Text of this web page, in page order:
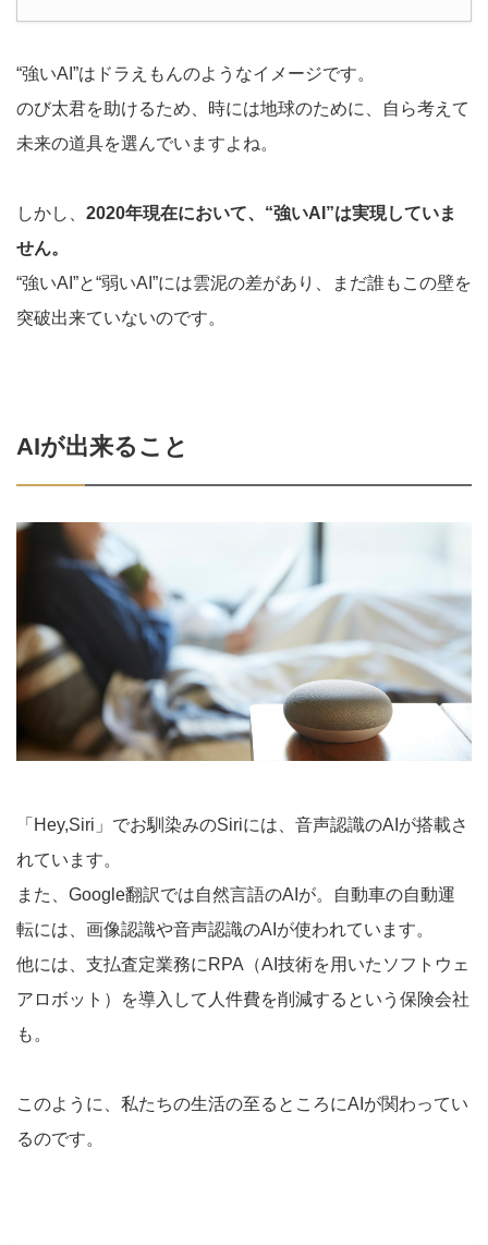
“強いAI”はドラえもんのようなイメージです。
のび太君を助けるため、時には地球のために、自ら考えて
未来の道具を選んでいますよね。
しかし、 2020年現在において、“強いAI”は実現していま
せん。
“強いAI”と“弱いAI”には雲泥の差があり、まだ誰もこの壁を
突破出来ていないのです。
AIが出来ること
「Hey,Siri」でお馴染みのSiriには、音声認識のAIが搭載さ
れています。
また、Google翻訳では自然言語のAIが。自動車の自動運
転には、画像認識や音声認識のAIが使われています。
他には、支払査定業務にRPA（AI技術を用いたソフトウェ
アロボット）を導入して人件費を削減するという保険会社
も。
このように、私たちの生活の至るところにAIが関わってい
るのです。